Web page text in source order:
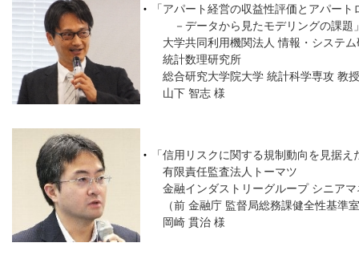
「アパート経営の収益性評価とアパー
－データから見たモデリングの課題
大学共同利用機関法人 情報・システム
統計数理研究所
総合研究大学院大学 統計科学専攻 教授
山下 智志 様
「信用リスクに関する規制動向を見据
有限責任監査法人トーマツ
金融インダストリーグループ シニアマ
（前 金融庁 監督局総務課健全性基準
岡崎 貫治 様